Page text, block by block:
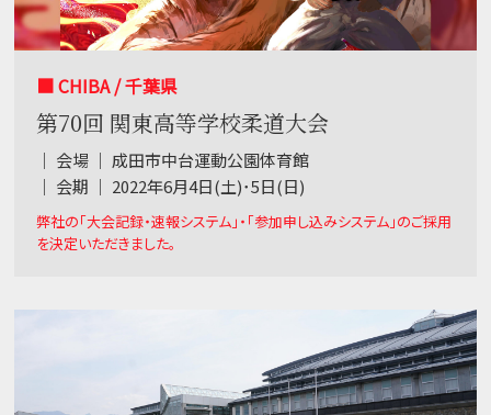
■ CHIBA / 千葉県
第70回 関東高等学校柔道大会
｜ 会場 ｜ 成田市中台運動公園体育館
｜ 会期 ｜ 2022年6月4日(土)･5日(日)
弊社の「大会記録・速報システム」・「参加申し込みシステム」のご採用
を決定いただきました。